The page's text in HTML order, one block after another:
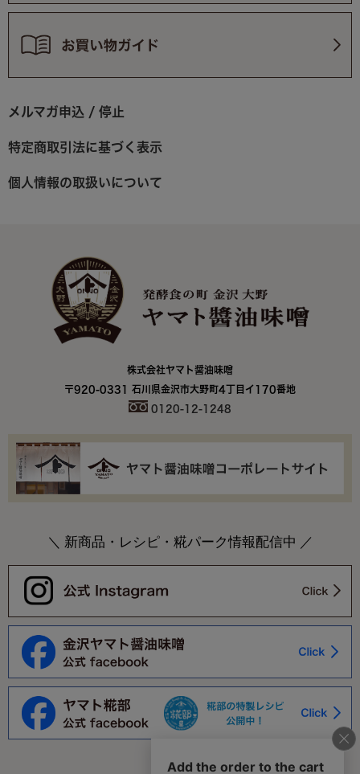
メルマガ申込 / 停止
特定商取引法に基づく表示
個人情報の取扱いについて
株式会社ヤマト醤油味噌
〒920-0331 石川県金沢市大野町4丁目イ170番地
0120-12-1248
＼ 新商品・レシピ・糀パーク情報配信中 ／